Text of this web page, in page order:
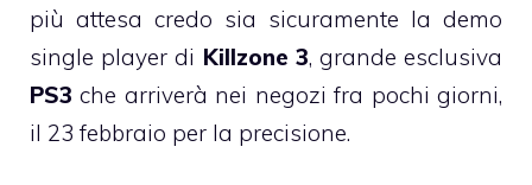
più attesa credo sia sicuramente la demo
single player di Killzone 3, grande esclusiva
PS3 che arriverà nei negozi fra pochi giorni,
il 23 febbraio per la precisione.